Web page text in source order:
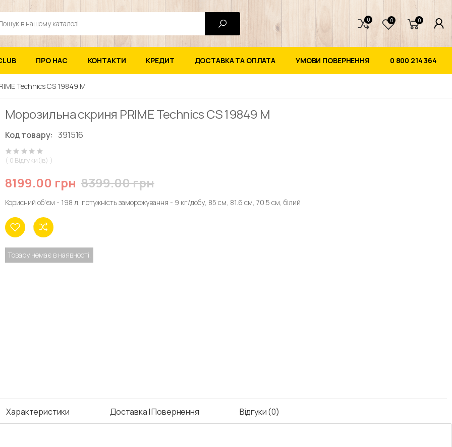
0 0 0
ПРО НАС КОНТАКТИ КРЕДИТ ДОСТАВКА ТА ОПЛАТА УМОВИ ПОВЕРНЕННЯ 0 800 214 364
Technics CS 19849 M
Морозильна скриня PRIME Technics CS 19849 M
Код товару: 391516
( 0 Відгуки(ів) )
8199.00 грн 8399.00 грн
Корисний об'єм - 198 л, потужність заморожування - 9 кг/добу, 85 см, 81.6 см, 70.5 см, білий
Товару немає в наявності.
Характеристики Доставка І Повернення Відгуки (0)